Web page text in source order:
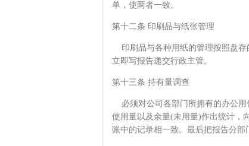
单，使两者一致。
第十二条 印刷品与纸张管理
印刷品与各种用纸的管理按照盘存
立即写报告递交行政主管。
第十三条 持有量调查
必须对公司各部门所拥有的办公用
使用量以及余量(未用量)作出统计，
账中的记录相一致。最后把报告分部